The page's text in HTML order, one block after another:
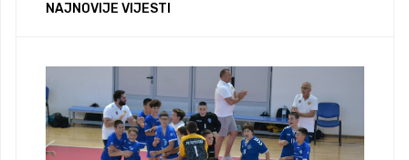
NAJNOVIJE VIJESTI